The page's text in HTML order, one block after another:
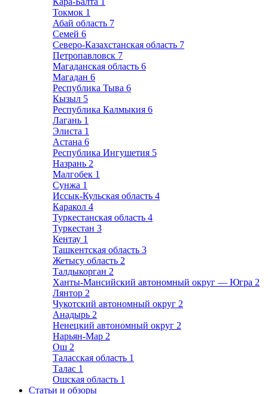
Токмок 1
Абай область 7
Семей 6
Северо-Казахстанская область 7
Петропавловск 7
Магаданская область 6
Магадан 6
Республика Тыва 6
Кызыл 5
Республика Калмыкия 6
Лагань 1
Элиста 1
Астана 6
Республика Ингушетия 5
Назрань 2
Малгобек 1
Сунжа 1
Иссык-Кульская область 4
Каракол 4
Туркестанская область 4
Туркестан 3
Кентау 1
Ташкентская область 3
Жетысу область 2
Талдыкорган 2
Ханты-Мансийский автономный округ — Югра 2
Лянтор 2
Чукотский автономный округ 2
Анадырь 2
Ненецкий автономный округ 2
Нарьян-Мар 2
Ош 2
Таласская область 1
Талас 1
Ошская область 1
Статьи и обзоры